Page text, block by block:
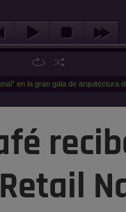
en la gran gala de arquitectura